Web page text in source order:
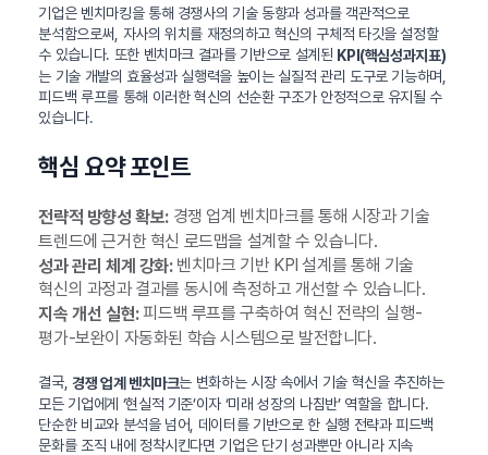
기업은 벤치마킹을 통해 경쟁사의 기술 동향과 성과를 객관적으로
분석함으로써, 자사의 위치를 재정의하고 혁신의 구체적 타깃을 설정할
수 있습니다. 또한 벤치마크 결과를 기반으로 설계된 KPI(핵심성과지표)
는 기술 개발의 효율성과 실행력을 높이는 실질적 관리 도구로 기능하며,
피드백 루프를 통해 이러한 혁신의 선순환 구조가 안정적으로 유지될 수
있습니다.
핵심 요약 포인트
전략적 방향성 확보:경쟁 업계 벤치마크를 통해 시장과 기술
트렌드에 근거한 혁신 로드맵을 설계할 수 있습니다.
성과 관리 체계 강화:벤치마크 기반 KPI 설계를 통해 기술
혁신의 과정과 결과를 동시에 측정하고 개선할 수 있습니다.
지속 개선 실현:피드백 루프를 구축하여 혁신 전략의 실행-
평가-보완이 자동화된 학습 시스템으로 발전합니다.
결국, 경쟁 업계 벤치마크는 변화하는 시장 속에서 기술 혁신을 추진하는
모든 기업에게 ‘현실적 기준’이자 ‘미래 성장의 나침반’ 역할을 합니다.
단순한 비교와 분석을 넘어, 데이터를 기반으로 한 실행 전략과 피드백
문화를 조직 내에 정착시킨다면 기업은 단기 성과뿐만 아니라 지속